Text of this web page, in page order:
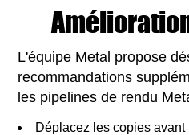
L'équipe Metal propose
recommandations
les pipelines de rendu
Déplacez les copies avant